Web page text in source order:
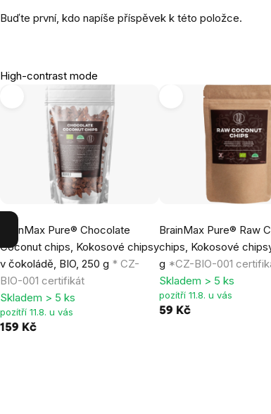
Buďte první, kdo napíše příspěvek k této položce.
High-contrast mode
BrainMax Pure® Chocolate
Coconut chips, Kokosové chipsy
v čokoládě, BIO, 250 g * CZ-
BIO-001 certifikát
Skladem > 5 ks
pozítří 11.8. u vás
159 Kč
BrainMax Pure® Raw
chips, Kokosové
g *CZ-BIO-001
Skladem > 5 ks
pozítří 11.8. u vás
59 Kč